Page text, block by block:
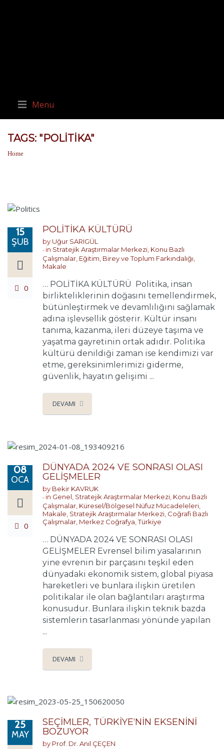
Menu
TAGS: "POLITIKA"
Home
15
ŞUB
0
POLİTİKA KÜLTÜRÜ
by Uğur SARIGÜL
in Stratejik Araştırmalar Merkezi, Konu Bazlı
Çalışmalar, Eğitim, Birey ve Toplum Farkındalığı,
Makale
… POLİTİKA KÜLTÜRÜ Politika, insan
birlikteliklerinin doğasını temellendirmek,
bütünleştirmek ve devamlılığını sağlamak
adına işlevsellik gösterir. Kültür insanı
tanıma, kazanma, ileri düzeye taşıma ve
yaşatma gayretinin ortak adıdır. Politika
kültürü denildiği zaman ise kendimizi var
etme, gereksinimlerimizi giderme,
güvenlik, hayatın gelişimi ...
DEVAMI
08
OCA
0
DÜNYADA 2024 VE SONRASI OLASI
GELİŞMELER
by Bekir KAVRUK
in Genel Stratejik Araştırmalar Merkezi Konu Bazlı
Çalışmalar Küresel/Bölgesel Nüfuz Mücadeleleri
Makale Stratejik Araştırmalar Merkezi Coğrafi Bazlı
Çalışmalar Merkez Coğrafya ,Türkiye
… DÜNYADA 2024 VE SONRASI OLASI
GELİŞMELER Evrensel bilim yasalarının
yine evrenin bir parçasını teşkil eden
dünyadaki ekonomik sistem, global piyasa
hareketleri ve bunlara ilişkin üretilen
politikalar ile olan bağlantıları araştırma
konusudur. Bunlara ilişkin teknik bazda
sistemlerin tasarlanması yönünde yapılan
...
DEVAMI
25
MAY
SEÇİMLER, TÜRKİYE‘NİN EKSENİNİ
BOZUYOR
by Prof. Dr. Anıl ÇEÇEN